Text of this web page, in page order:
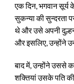
एक दिन, भगवान
सुकन्या की सुन्दरता
थे और उसे अपनी
और इसलिए, उन्होंने
बाद में, उन्होंने उससे
शक्तियां उसके पति